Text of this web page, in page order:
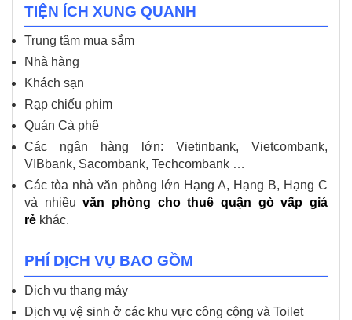
TIỆN ÍCH XUNG QUANH
Trung tâm mua sắm
Nhà hàng
Khách sạn
Rạp chiếu phim
Quán Cà phê
Các ngân hàng lớn: Vietinbank, Vietcombank,
VIBbank, Sacombank, Techcombank …
Các tòa nhà văn phòng lớn Hạng A, Hạng B, Hạng C
và nhiềuvăn phòng cho thuê quận gò vấp giá
rẻ khác.
PHÍ DỊCH VỤ BAO GỒM
Dịch vụ thang máy
Dịch vụ vệ sinh ở các khu vực công cộng và Toilet